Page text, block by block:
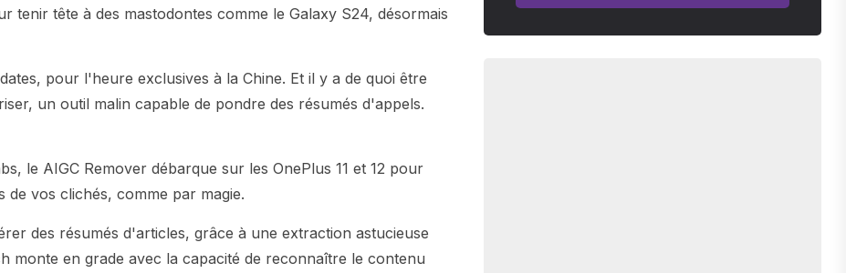
tenir tête à des mastodontes comme le Galaxy S24, désormais
pour l'heure exclusives à la Chine. Et il y a de quoi être
un outil malin capable de pondre des résumés d'appels.
le AIGC Remover débarque sur les OnePlus 11 et 12 pour
vos clichés, comme par magie.
des résumés d'articles, grâce à une extraction astucieuse
monte en grade avec la capacité de reconnaître le contenu